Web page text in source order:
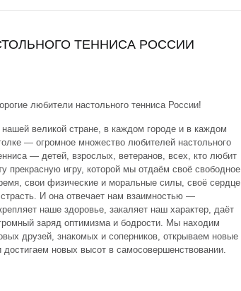
ТЕННИСА РОССИИ
любители настольного тенниса России!
нашей великой стране, в каждом городе и в каждом
— огромное множество любителей настольного
— детей, взрослых, ветеранов, всех, кто любит
прекрасную игру, которой мы отдаём своё свободное
свои физические и моральные силы, своё сердце
И она отвечает нам взаимностью —
наше здоровье, закаляет наш характер, даёт
заряд оптимизма и бодрости. Мы находим
друзей, знакомых и соперников, открываем новые
новых высот в самосовершенствовании.